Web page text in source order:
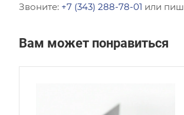
Звоните: +7 (343) 288-78-01 или
Вам может понравиться
Равнополочный